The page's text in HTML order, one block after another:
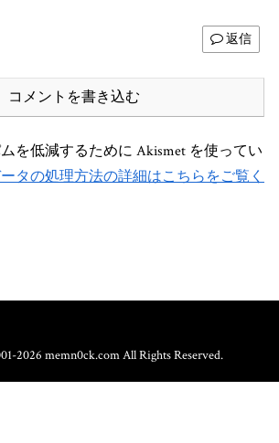
返信
コメントを書き込む
を低減するために Akismet を使ってい
タの処理方法の詳細はこちらをご覧く
2026 memn0ck.com All Rights Reserved.